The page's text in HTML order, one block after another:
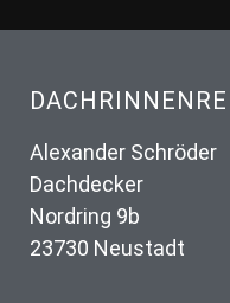
Alexander Schröder
Dachdecker
Nordring 9b
23730 Neustadt